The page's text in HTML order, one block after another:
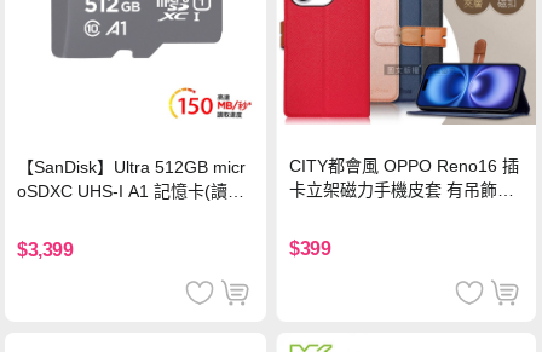
【SanDisk】Ultra 512GB micr
oSDXC UHS-I A1 記憶卡(讀取
$3,399
CITY都會風 OPPO Reno16 插
卡立架磁力手機皮套 有吊飾孔
$399